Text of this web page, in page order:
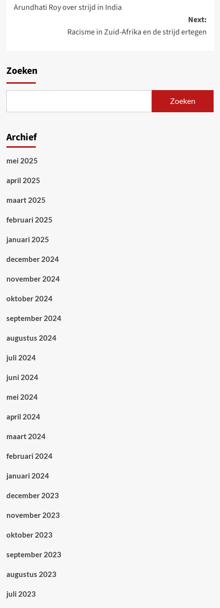
Arundhati Roy over strijd in India
Next:
Racisme in Zuid-Afrika en de strijd ertegen
Zoeken
Zoeken
Archief
mei 2025
april 2025
maart 2025
februari 2025
januari 2025
december 2024
november 2024
oktober 2024
september 2024
augustus 2024
juli 2024
juni 2024
mei 2024
april 2024
maart 2024
februari 2024
januari 2024
december 2023
november 2023
oktober 2023
september 2023
augustus 2023
juli 2023